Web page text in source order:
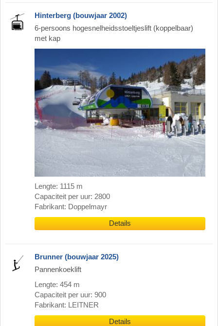
Hinterberg (bouwjaar 2002)
6-persoons hogesnelheidsstoeltjeslift (koppelbaar)
met kap
Lengte: 1115 m
Capaciteit per uur: 2800
Fabrikant: Doppelmayr
Details
Brunner (bouwjaar 2025)
Pannenkoeklift
Lengte: 454 m
Capaciteit per uur: 900
Fabrikant: LEITNER
Details